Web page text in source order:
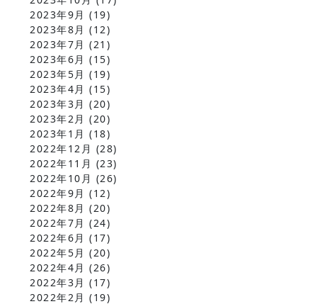
2023年9月 (19)
2023年8月 (12)
2023年7月 (21)
2023年6月 (15)
2023年5月 (19)
2023年4月 (15)
2023年3月 (20)
2023年2月 (20)
2023年1月 (18)
2022年12月 (28)
2022年11月 (23)
2022年10月 (26)
2022年9月 (12)
2022年8月 (20)
2022年7月 (24)
2022年6月 (17)
2022年5月 (20)
2022年4月 (26)
2022年3月 (17)
2022年2月 (19)